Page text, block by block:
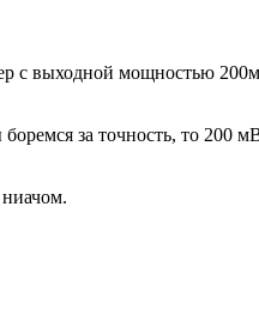
с выходной мощностью
за точность, то 200